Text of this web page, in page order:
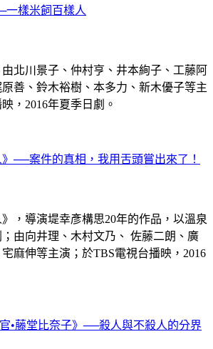
一樣米飼百樣人
由北川景子、仲村亨、井本絢子、工藤阿
善、鈴木裕樹、本多力、新木優子等主
，2016年夏季日劇。
》──案件的真相，我用舌頭嘗出來了！
》，導演堤幸彥構思20年的作品，以溫泉
由向井理、木村文乃、 佐藤二朗、廣
麻伸等主演；於TBS電視台播映，2016
•藤堂比奈子》──殺人與不殺人的分界